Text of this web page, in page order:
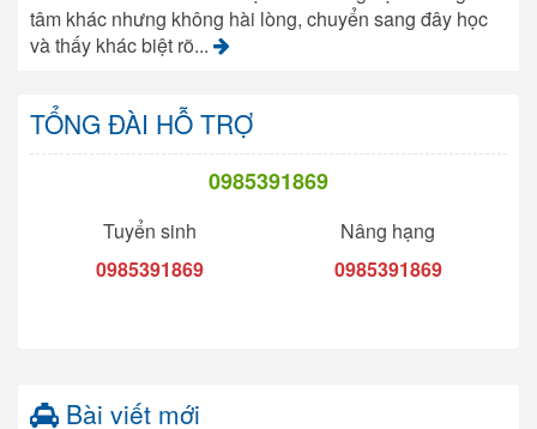
tâm khác nhưng không hài lòng, chuyển sang đây học
và thấy khác biệt rõ...
TỔNG ĐÀI HỖ TRỢ
0985391869
Tuyển sinh
0985391869
Nâng hạng
0985391869
Bài viết mới